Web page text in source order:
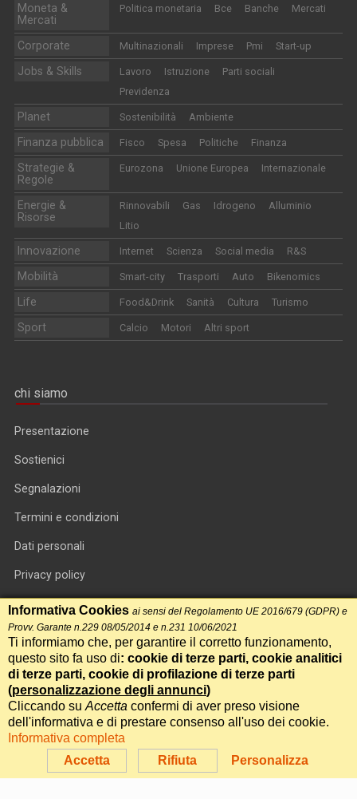
Moneta &
Mercati
Politica monetaria Bce Banche Mercati
Corporate Multinazionali Imprese Pmi Start-up
Jobs & Skills Lavoro Istruzione
Parti sociali
Previdenza
Planet Sostenibilità Ambiente
Finanza pubblica Fisco Spesa Politiche Finanza
Strategie &
Regole
Eurozona Unione Europea Internazionale
Energie &
Risorse
Rinnovabili Gas Idrogeno
Alluminio
Litio
Innovazione Internet Scienza Social media R&S
Mobilità Smart-city Trasporti Auto Bikenomics
Life Food&Drink Sanità Cultura Turismo
Sport Calcio Motori Altri sport
chi siamo
Presentazione
Sostienici
Segnalazioni
Termini e condizioni
Dati personali
Privacy policy
Informativa cookie
RSS feed
RSS Top News
Contatti
International Communication S.r.l. • P.IVA 14478081004 • Testata
giornalistica n.191, reg. Tribunale di Roma del 14/12/2017
Powered byItala
Accetta Rifiuta Personalizza
Informativa Cookies ai sensi del Regolamento UE 2016/679 (GDPR) e
Provv. Garante n.229 08/05/2014 e n.231 10/06/2021
Ti informiamo che, per garantire il corretto funzionamento,
questo sito fa uso di: cookie di terze parti, cookie analitici
di terze parti, cookie di profilazione di terze parti
(personalizzazione degli annunci)
Cliccando su Accetta confermi di aver preso visione
dell'informativa e di prestare consenso all'uso dei cookie.
Informativa completa